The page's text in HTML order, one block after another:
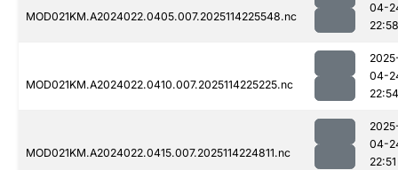
MOD021KM.A2024022.0405.007.2025114225548.nc
04-
22:58
MOD021KM.A2024022.0410.007.2025114225225.nc
04-
22:54
MOD021KM.A2024022.0415.007.2025114224811.nc
04-
22:51